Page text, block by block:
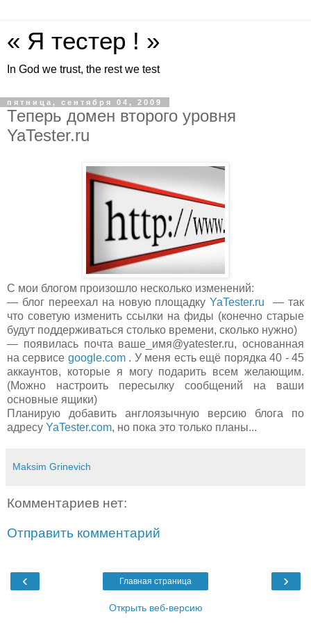
« Я тестер ! »
In God we trust, the rest we test
пятница, сентября 04, 2009
Теперь домен второго уровня
YaTester.ru
С мои блогом произошло несколько изменений:
— блог переехал на новую площадкуYaTester.ru — так
что советую изменить ссылки на фиды (конечно старые
будут поддерживаться столько времени, сколько нужно)
— появилась почта ваше_имя@yatester.ru, основанная
на сервисе google.com. У меня есть ещё порядка 40 - 45
аккаунтов, которые я могу подарить всем желающим.
(Можно настроить пересылку сообщений на ваши
основные ящики)
Планирую добавить англоязычную версию блога по
адресу YaTester.com, но пока это только планы...
Maksim Grinevich
Комментариев нет:
Отправить комментарий
‹ ›
Главная страница
Открыть веб-версию